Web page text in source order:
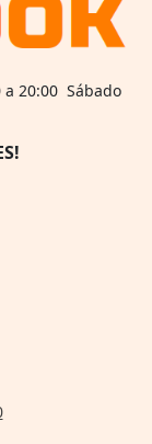
a 20:00 Sábado